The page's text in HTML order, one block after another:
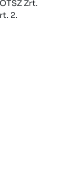
Zrt.
2.